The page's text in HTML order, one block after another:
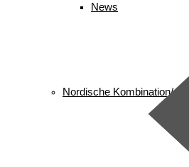
News
Nordische Kombination/